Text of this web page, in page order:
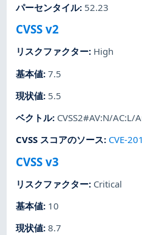
パーセンタイル: 52.23
CVSS v2
リスクファクター: High
基本値:7.5
現状値: 5.5
ベクトル: CVSS2#AV:N/AC:L/
CVSS スコアのソース: CVE-
CVSS v3
リスクファクター: Critical
基本値: 10
現状値:8.7